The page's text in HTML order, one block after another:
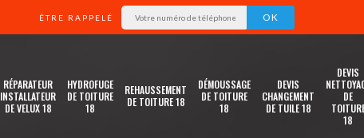
ÊTRE RAPPELÉ
RÉPARATEUR
INSTALLATEUR
DE VELUX 18
HYDROFUGE
DE TOITURE
18
REHAUSSEMENT
DE TOITURE 18
DÉMOUSSAGE
DE TOITURE
18
DEVIS
CHANGEMENT
DE TUILE 18
DEVIS
DE
18